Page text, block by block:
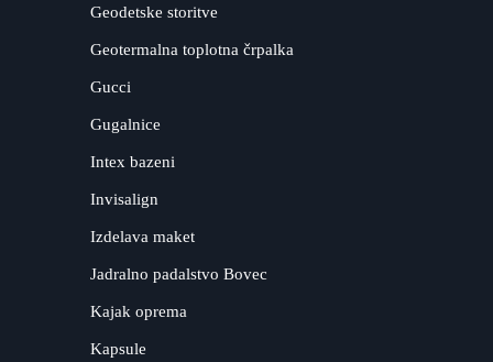
Geodetske storitve
Geotermalna toplotna črpalka
Gucci
Gugalnice
Intex bazeni
Invisalign
Izdelava maket
Jadralno padalstvo Bovec
Kajak oprema
Kapsule